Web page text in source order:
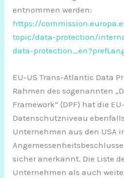
entnommen werden:
https://
topic/data-protection/
data-
EU-US Trans-Atlantic Data
Rahmen des sogenannten
Framework“ (DPF) hat die
Datenschutzniveau
Unternehmen aus den USA
sicher anerkannt. Die Liste
Unternehmen als auch